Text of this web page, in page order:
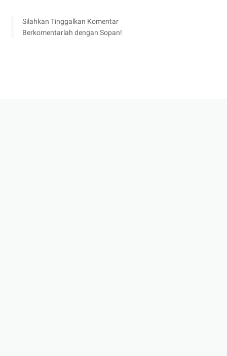
Silahkan Tinggalkan Komentar
Berkomentarlah dengan Sopan!